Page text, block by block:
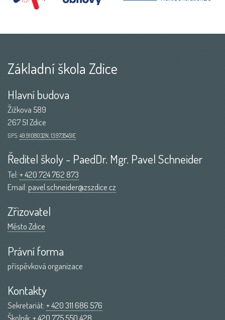
Základní škola Zdice
Hlavní budova
Žižkova 589
267 51 Zdice
GPS: 49.9108032N, 13.9735451E
Ředitel školy - PaedDr. Mgr. Pavel Schneider
Tel:+ 420 724 762 873
Email:pavel.schneider@zszdice.cz
Zřizovatel
Město Zdice
Právní forma
příspěvková organizace
Kontakty
Sekretariát:+ 420 311 686 576